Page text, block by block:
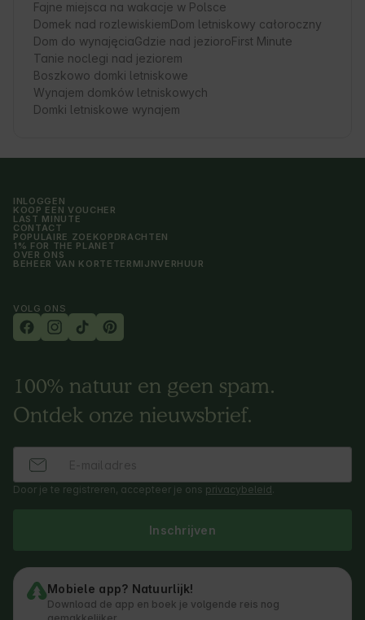
Fajne miejsca na wakacje w Polsce
Domek nad rozlewiskiemDom letniskowy całoroczny
Dom do wynajęciaGdzie nad jezioroFirst Minute
Tanie noclegi nad jeziorem
Boszkowo domki letniskowe
Wynajem domków letniskowych
Domki letniskowe wynajem
INLOGGEN
KOOP EEN VOUCHER
LAST MINUTE
CONTACT
POPULAIRE ZOEKOPDRACHTEN
1% FOR THE PLANET
OVER ONS
BEHEER VAN KORTETERMIJNVERHUUR
VOLG ONS
100% natuur en geen spam.
Ontdek onze nieuwsbrief.
Door je te registreren, accepteer je ons privacybeleid.
Inschrijven
Mobiele app? Natuurlijk!
Download de app en boek je volgende reis nog